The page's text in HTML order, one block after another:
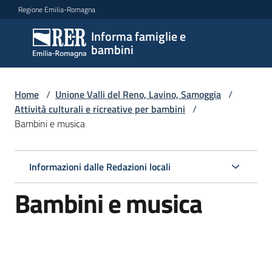
Vai al contenuto
Vai alla navigazione
Vai al footer
Regione Emilia-Romagna
Informa famiglie e
bambini
Informa
famiglie
e
bambini
Home / Unione Valli del Reno, Lavino, Samoggia /
Attività culturali e ricreative per bambini /
Bambini e musica
Informazioni dalle Redazioni locali
Bambini e musica